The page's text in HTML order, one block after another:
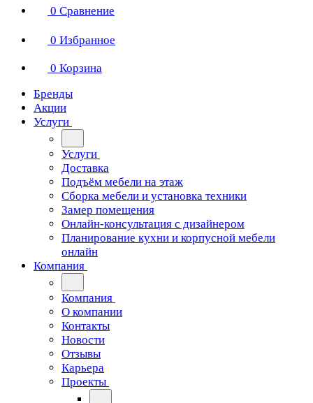
0 Сравнение
0 Избранное
0 Корзина
Бренды
Акции
Услуги
Услуги
Доставка
Подъём мебели на этаж
Сборка мебели и установка техники
Замер помещения
Онлайн-консультация с дизайнером
Планирование кухни и корпусной мебели
онлайн
Компания
Компания
О компании
Контакты
Новости
Отзывы
Карьера
Проекты